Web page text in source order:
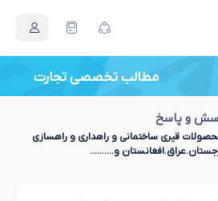
و پاسخ
قیری ساختمانی و راهداری و راهسازی
و..........